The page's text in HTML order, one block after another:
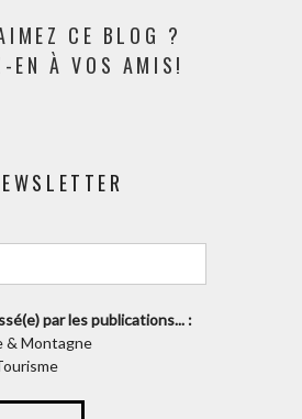
CE BLOG ?
EN À VOS AMIS!
par les publications... :
& Montagne